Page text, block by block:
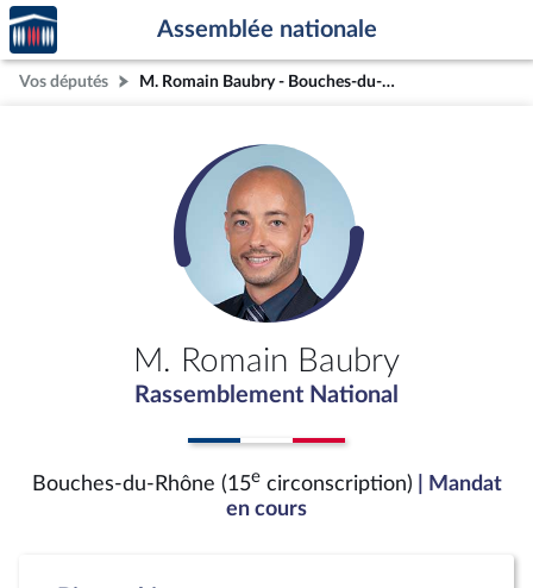
Aller au contenu
Aller en bas de la page
Accèder
à la
page
d'accueil
Assemblée nationale
Vos députés M. Romain Baubry - Bouches-du-Rhône (15e circonscription)
M. Romain Baubry
Rassemblement National
Bouches-du-Rhône (15ecirconscription)
| Mandat
en cours